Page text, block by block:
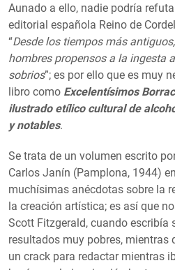
Aunado a ello, nadie podría
editorial española Reino de
“Desde los tiempos más
hombres propensos a la ingesta
sobrios”; es por ello que es muy
libro como Excelentísimos
ilustrado etílico cultural de
y notables.
Se trata de un volumen escrito
Carlos Janín (Pamplona, 1944)
muchísimas anécdotas sobre la
la creación artística; es así que
Scott Fitzgerald, cuando escribía
resultados muy pobres, mientras
un crack para redactar mientras